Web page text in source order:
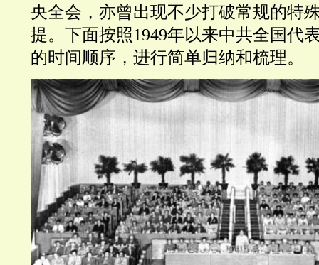
央全会，亦曾出现不少打破常规的特
提。下面按照1949年以来中共全国代
的时间顺序，进行简单归纳和梳理。